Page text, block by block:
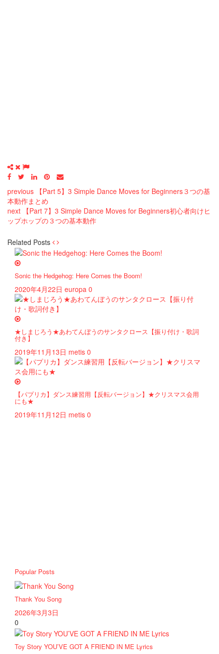
previous 【Part 5】3 Simple Dance Moves for Beginners３つの基
本動作まとめ
next 【Part 7】3 Simple Dance Moves for Beginners初心者向けヒ
ップホップの３つの基本動作
Related Posts
Sonic the Hedgehog: Here Comes the Boom!
2020年4月22日 europa 0
★しまじろう★あわてんぼうのサンタクロース【振り付け・歌詞
付き】
2019年11月13日 metis 0
【パプリカ】ダンス練習用【反転バージョン】★クリスマス会用
にも★
2019年11月12日 metis 0
Popular Posts
Thank You Song
2026年3月3日
0
Toy Story YOU’VE GOT A FRIEND IN ME Lyrics